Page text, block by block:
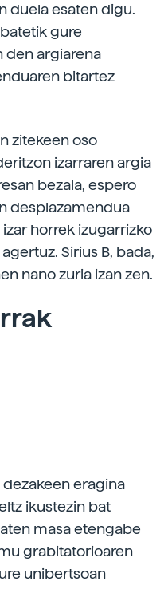
duela esaten digu.
gure
den argiarena
bitartez
zitekeen oso
izarraren argia
bezala, espero
desplazamendua
horrek izugarrizko
Sirius B, bada,
nano zuria izan zen.
eragina
ikustezin bat
masa etengabe
grabitatorioaren
unibertsoan